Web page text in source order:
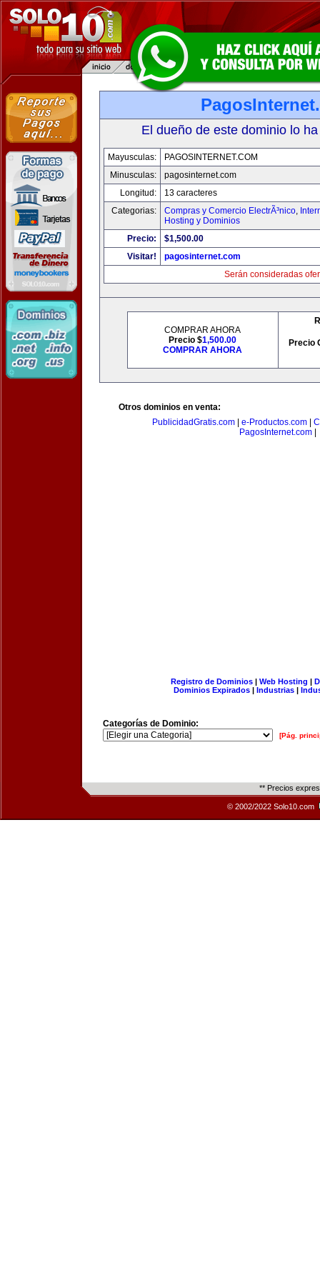
El dueño de este dominio lo
Mayusculas:
PAGOSINTERNET.COM
Minusculas:
pagosinternet.com
Longitud:
13 caracteres
Categorias:
Compras y Comercio ElectrÃ³nico,
Hosting y Dominios
Precio:
$1,500.00
Visitar!
pagosinternet.com
Serán consideradas
COMPRAR AHORA
Precio $1,500.00
COMPRAR AHORA
Precio
Otros dominios en venta:
PublicidadGratis.com
e-Productos.com
PagosInternet.com
Registro de Dominios| Web Hosting |
Dominios Expirados | Industrias |
Categorías de Dominio:
[Pág.
** Precios
© 2002/2022 Solo10.com